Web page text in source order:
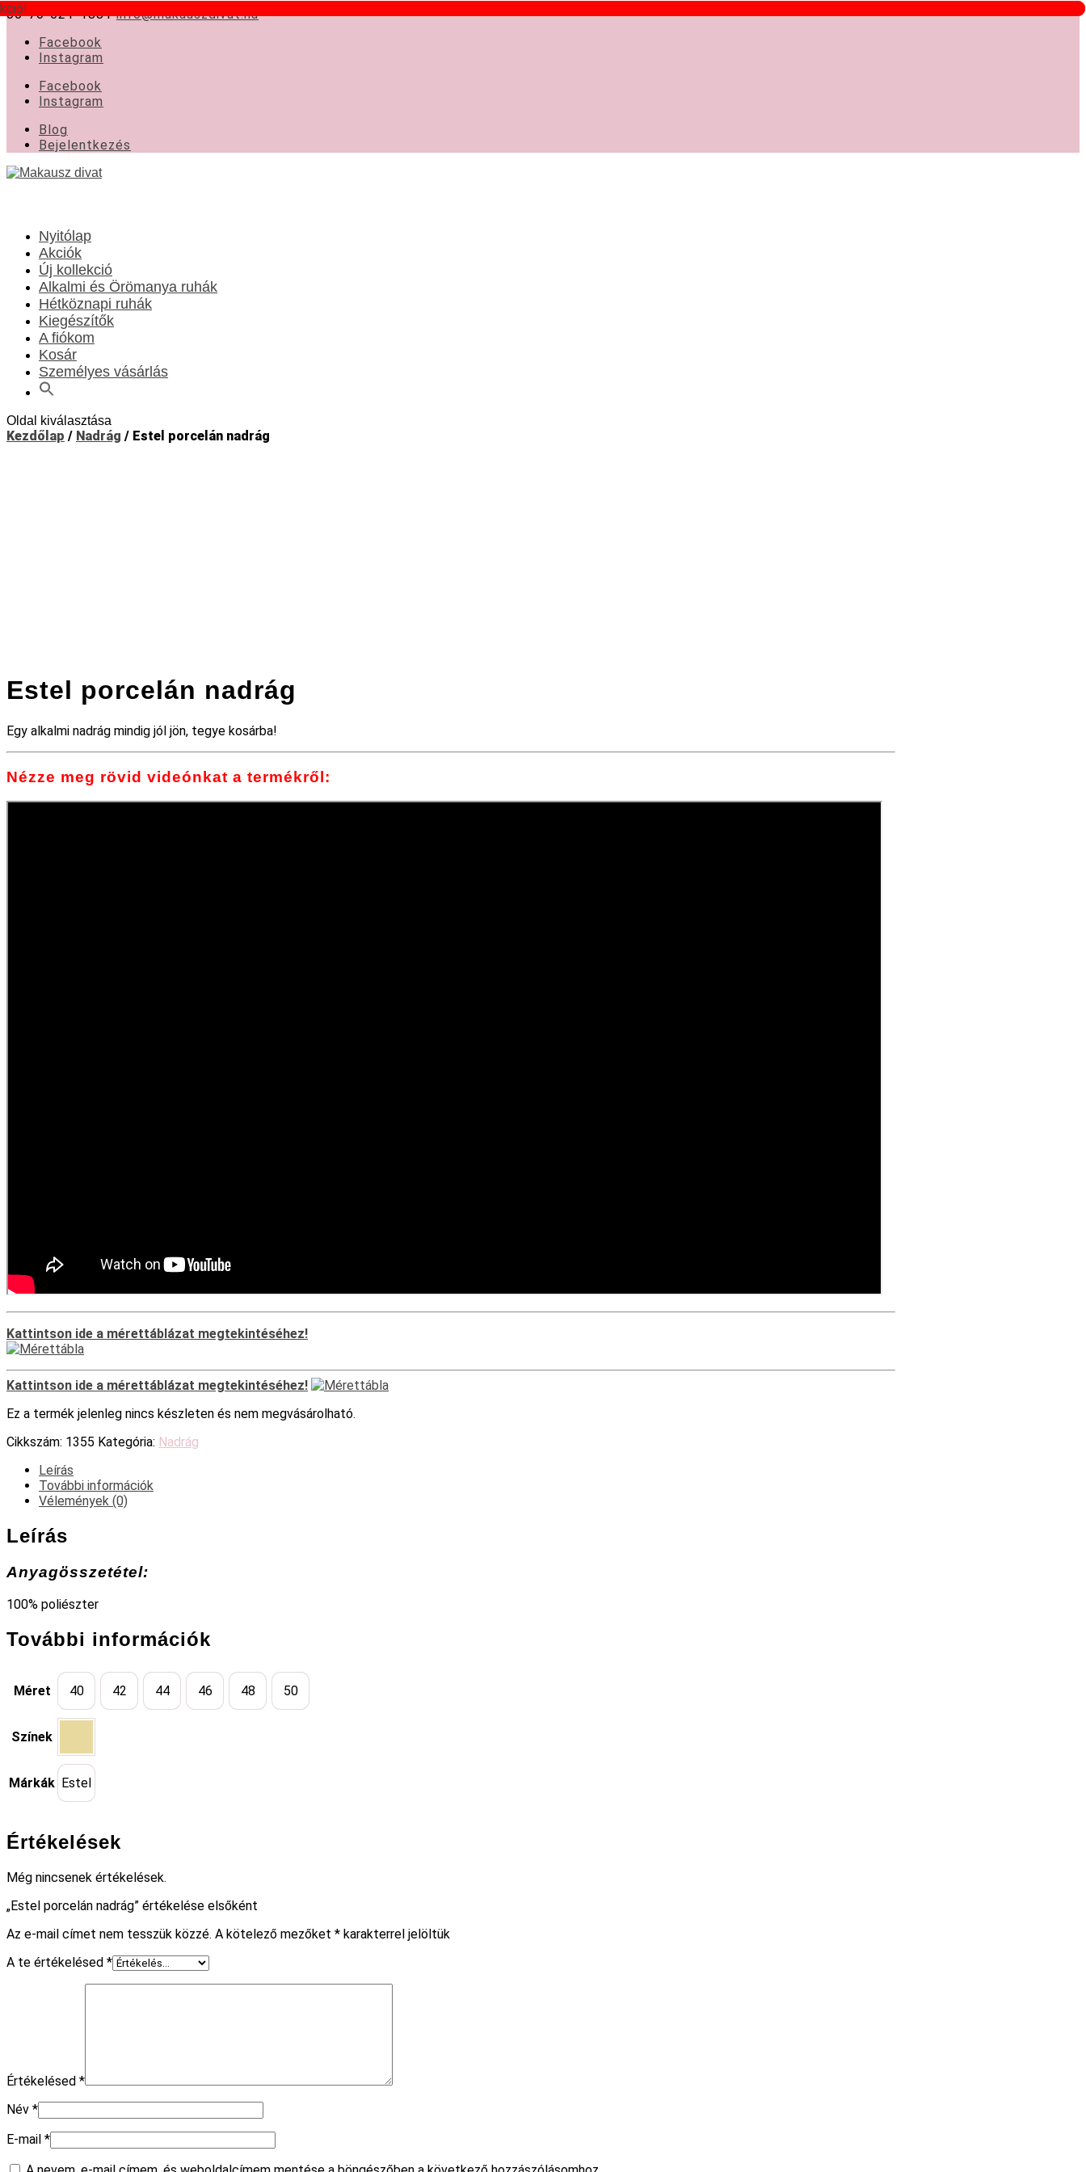
06-70-621-1881 info@makauszdivat.hu
Facebook
Instagram
Facebook
Instagram
Blog
Bejelentkezés
Nyitólap
Akciók
Új kollekció
Alkalmi és Örömanya ruhák
Hétköznapi ruhák
Kiegészítők
A fiókom
Kosár
Személyes vásárlás
Oldal kiválasztása
Kezdőlap / Nadrág / Estel porcelán nadrág
Estel porcelán nadrág
Egy alkalmi nadrág mindig jól jön, tegye kosárba!
Nézze meg rövid videónkat a termékről:
Kattintson ide a mérettáblázat megtekintéséhez!
Kattintson ide a mérettáblázat megtekintéséhez!
Ez a termék jelenleg nincs készleten és nem megvásárolható.
Cikkszám: 1355 Kategória: Nadrág
Leírás
További információk
Vélemények (0)
Leírás
Anyagösszetétel:
100% poliészter
További információk
Méret 40 42 44 46 48 50
Színek
Márkák Estel
Értékelések
Még nincsenek értékelések.
„Estel porcelán nadrág” értékelése elsőként
Az e-mail címet nem tesszük közzé. A kötelező mezőket * karakterrel jelöltük
A te értékelésed *
Értékelésed *
Név *
E-mail *